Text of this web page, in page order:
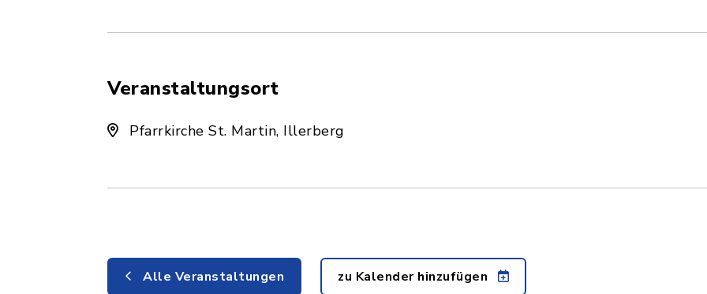
Veranstaltungsort
Pfarrkirche St. Martin, Illerberg
Alle Veranstaltungen zu Kalender hinzufügen